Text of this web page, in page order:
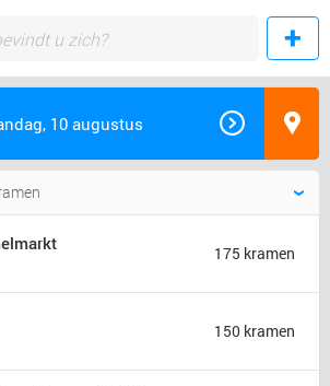
10 augustus
175 kramen
150 kramen